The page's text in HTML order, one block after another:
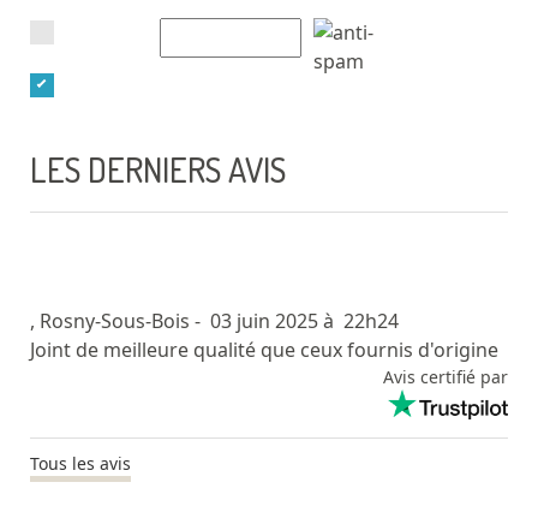
LES DERNIERS AVIS
, Rosny-Sous-Bois - 03 juin 2025 à 22h24
Joint de meilleure qualité que ceux fournis d'origine
Avis certifié par
Tous les avis